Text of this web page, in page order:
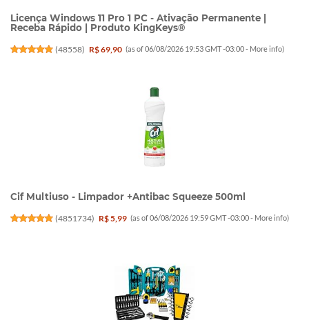
Licença Windows 11 Pro 1 PC - Ativação Permanente |
Receba Rápido | Produto KingKeys®
(48558) R$ 69,90 (as of 06/08/2026 19:53 GMT -03:00 - More info)
Cif Multiuso - Limpador +Antibac Squeeze 500ml
(4851734) R$ 5,99 (as of 06/08/2026 19:59 GMT -03:00 - More info)